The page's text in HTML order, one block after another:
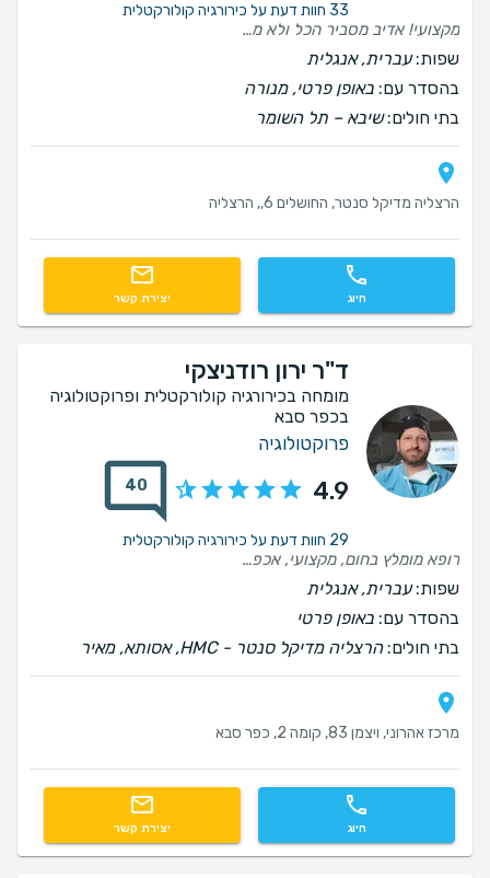
33 חוות דעת על כירורגיה קולורקטלית
מקצועי! אדיב מסביר הכל ולא משאיר אף שאלה בלי לענות. מתעניין אחרי הניתוח,נינוח מרגיע,אני מאד ממליץ על דוקטור קנט. תודה רבה דוקטור קנט על השירות הרפואי והסיוע להירפא אחרי הרבה שנות סבל.
שפות:עברית, אנגלית
בהסדר עם: באופן פרטי, מנורה
בתי חולים:שיבא – תל השומר
הרצליה מדיקל סנטר, החושלים 6,, הרצליה
חיוג יצירת קשר
ד"ר ירון רודניצקי
מומחה בכירורגיה קולורקטלית ופרוקטולוגיה
בכפר סבא
פרוקטולוגיה
4.9
40
29 חוות דעת על כירורגיה קולורקטלית
רופא מומלץ בחום, מקצועי, אכפתי, זמין, נותן מענה לכל שאלה, דואג להכל ברמה הכי גבוהה, ידיים מזהב, מה שהסביר בפגישות, התקיים בדיוק בניתוח, הניתוח עבר חלק, שינה לי את איכות החיים, רופא בחסד עליון. לא להסס לפנות אליו אתם תהיו בידיים טובות. תודה ד״ר
שפות:עברית, אנגלית
בהסדר עם: באופן פרטי
בתי חולים:הרצליה מדיקל סנטר - HMC, אסותא, מאיר
מרכז אהרוני, ויצמן 83, קומה 2, כפר סבא
חיוג יצירת קשר